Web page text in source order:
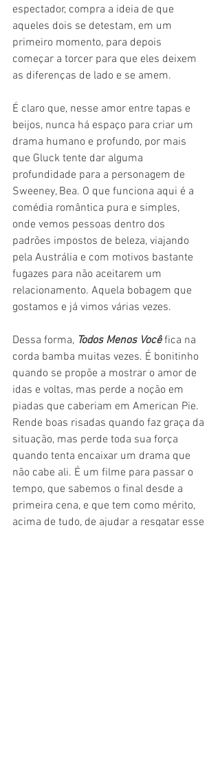
espectador, compra a ideia de que
aqueles dois se detestam, em um
primeiro momento, para depois
começar a torcer para que eles deixem
as diferenças de lado e se amem.
É claro que, nesse amor entre tapas e
beijos, nunca há espaço para criar um
drama humano e profundo, por mais
que Gluck tente dar alguma
profundidade para a personagem de
Sweeney, Bea. O que funciona aqui é a
comédia romântica pura e simples,
onde vemos pessoas dentro dos
padrões impostos de beleza, viajando
pela Austrália e com motivos bastante
fugazes para não aceitarem um
relacionamento. Aquela bobagem que
gostamos e já vimos várias vezes.
Dessa forma, Todos Menos Você fica na
corda bamba muitas vezes. É bonitinho
quando se propõe a mostrar o amor de
idas e voltas, mas perde a noção em
piadas que caberiam em American Pie.
Rende boas risadas quando faz graça da
situação, mas perde toda sua força
quando tenta encaixar um drama que
não cabe ali. É um filme para passar o
tempo, que sabemos o final desde a
primeira cena, e que tem como mérito,
acima de tudo, de ajudar a resgatar esse